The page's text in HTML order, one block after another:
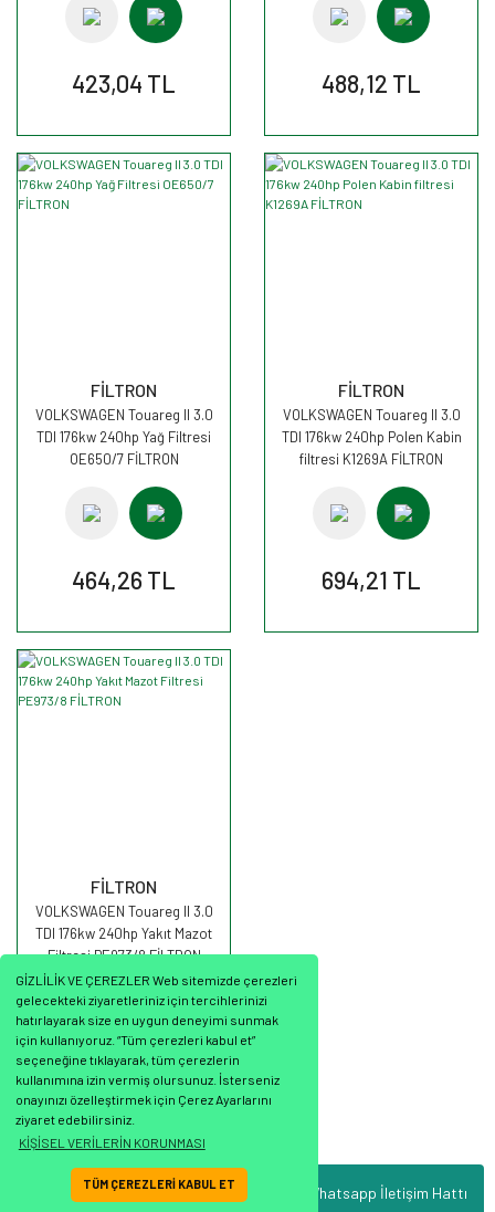
GİZLİLİK VE ÇEREZLER Web sitemizde çerezleri
gelecekteki ziyaretleriniz için tercihlerinizi
hatırlayarak size en uygun deneyimi sunmak
için kullanıyoruz. “Tüm çerezleri kabul et”
seçeneğine tıklayarak, tüm çerezlerin
kullanımına izin vermiş olursunuz. İsterseniz
onayınızı özelleştirmek için Çerez Ayarlarını
ziyaret edebilirsiniz.
KİŞİSEL VERİLERİN KORUNMASI
TÜM ÇEREZLERİ KABUL ET Whatsapp İletişim Hattı
423,04 TL 488,12 TL
FİLTRON
VOLKSWAGEN Touareg II 3.0
TDI 176kw 240hp Yağ Filtresi
OE650/7 FİLTRON
464,26 TL
FİLTRON
VOLKSWAGEN Touareg II 3.0
TDI 176kw 240hp Polen Kabin
filtresi K1269A FİLTRON
694,21 TL
FİLTRON
VOLKSWAGEN Touareg II 3.0
TDI 176kw 240hp Yakıt Mazot
Filtresi PE973/8 FİLTRON
1.342,87 TL